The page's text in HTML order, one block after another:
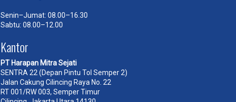
Senin–Jumat: 08.00–16.30
Sabtu: 08.00–12.00
Kantor
PT Harapan Mitra Sejati
SENTRA 22 (Depan Pintu Tol Semper 2)
Jalan Cakung Cilincing Raya No. 22
RT 001/RW 003, Semper Timur